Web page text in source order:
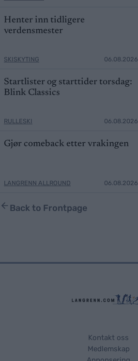
Henter inn tidligere
verdensmester
SKISKYTING 06.08.2026
Startlister og starttider torsdag:
Blink Classics
RULLESKI 06.08.2026
Gjør comeback etter vrakingen
LANGRENN ALLROUND 06.08.2026
Back to Frontpage
Kontakt oss
Medlemskap